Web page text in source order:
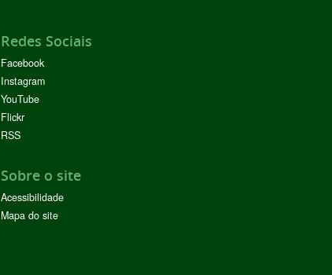
Redes Sociais
Facebook
Instagram
YouTube
Flickr
RSS
Sobre o site
Acessibilidade
Mapa do site